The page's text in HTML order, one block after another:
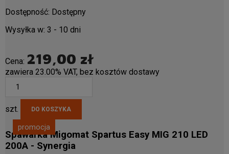
Dostępność: Dostępny
Wysyłka w: 3 - 10 dni
Cena: 219,00 zł
zawiera 23.00% VAT, bez kosztów dostawy
szt. DO KOSZYKA
Spawarka Migomat Spartus Easy MIG 210 LED
200A - Synergia
promocja